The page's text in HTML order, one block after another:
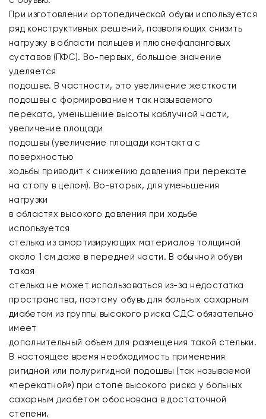
При изготовлении ортопедической обуви используется
ряд конструктивных решений, позволяющих снизить
нагрузку в области пальцев и плюснефаланговых
суставов (ПФС). Во-первых, большое значение
уделяется
подошве. В частности, это увеличение жесткости
подошвы с формированием так называемого
переката, уменьшение высоты каблучной части,
увеличение площади
подошвы (увеличение площади контакта с
поверхностью
ходьбы приводит к снижению давления при перекате
на стопу в целом). Во-вторых, для уменьшения
нагрузки
в областях высокого давления при ходьбе
используется
стелька из амортизирующих материалов толщиной
около 1 см даже в передней части. В обычной обуви
такая
стелька не может использоваться из-за недостатка
пространства, поэтому обувь для больных сахарным
диабетом из группы высокого риска СДС обязательно
имеет
дополнительный объем для размещения такой стельки.
В настоящее время необходимость применения
ригидной или полуригидной подошвы (так называемой
«перекатной») при стопе высокого риска у больных
сахарным диабетом обоснована в достаточной
степени.